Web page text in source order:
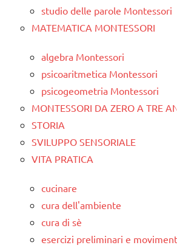
studio delle parole Montessori
MATEMATICA MONTESSORI
algebra Montessori
psicoaritmetica Montessori
psicogeometria Montessori
MONTESSORI DA ZERO A TRE
STORIA
SVILUPPO SENSORIALE
VITA PRATICA
cucinare
cura dell'ambiente
cura di sè
esercizi preliminari e